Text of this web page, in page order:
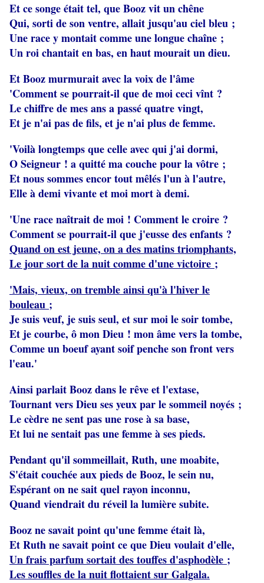
Et ce songe était tel, que Booz vit un chêne
Qui, sorti de son ventre, allait jusqu'au ciel bleu ;
Une race y montait comme une longue chaîne ;
Un roi chantait en bas, en haut mourait un dieu.
Et Booz murmurait avec la voix de l'âme
'Comment se pourrait-il que de moi ceci vînt ?
Le chiffre de mes ans a passé quatre vingt,
Et je n'ai pas de fils, et je n'ai plus de femme.
'Voilà longtemps que celle avec qui j'ai dormi,
O Seigneur ! a quitté ma couche pour la vôtre ;
Et nous sommes encor tout mêlés l'un à l'autre,
Elle à demi vivante et moi mort à demi.
'Une race naîtrait de moi ! Comment le croire ?
Comment se pourrait-il que j'eusse des enfants ?
Quand on est jeune, on a des matins triomphants,
Le jour sort de la nuit comme d'une victoire ;
'Mais, vieux, on tremble ainsi qu'à l'hiver le
bouleau ;
Je suis veuf, je suis seul, et sur moi le soir tombe,
Et je courbe, ô mon Dieu ! mon âme vers la tombe,
Comme un boeuf ayant soif penche son front vers
l'eau.'
Ainsi parlait Booz dans le rêve et l'extase,
Tournant vers Dieu ses yeux par le sommeil noyés ;
Le cèdre ne sent pas une rose à sa base,
Et lui ne sentait pas une femme à ses pieds.
Pendant qu'il sommeillait, Ruth, une moabite,
S'était couchée aux pieds de Booz, le sein nu,
Espérant on ne sait quel rayon inconnu,
Quand viendrait du réveil la lumière subite.
Booz ne savait point qu'une femme était là,
Et Ruth ne savait point ce que Dieu voulait d'elle,
Un frais parfum sortait des touffes d'asphodèle ;
Les souffles de la nuit flottaient sur Galgala.